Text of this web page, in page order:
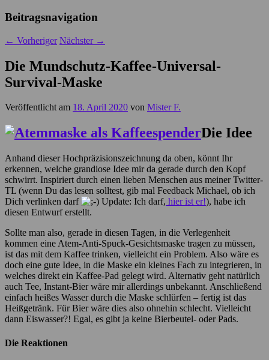
Beitragsnavigation
← Vorheriger Nächster →
Die Mundschutz-Kaffee-Universal-
Survival-Maske
Veröffentlicht am 18. April 2020 von Mister F.
Die Idee
Anhand dieser Hochpräzisionszeichnung da oben, könnt Ihr
erkennen, welche grandiose Idee mir da gerade durch den Kopf
schwirrt. Inspiriert durch einen lieben Menschen aus meiner Twitter-
TL (wenn Du das lesen solltest, gib mal Feedback Michael, ob ich
Dich verlinken darf
Update: Ich darf, hier ist er!), habe ich
diesen Entwurf erstellt.
Sollte man also, gerade in diesen Tagen, in die Verlegenheit
kommen eine Atem-Anti-Spuck-Gesichtsmaske tragen zu müssen,
ist das mit dem Kaffee trinken, vielleicht ein Problem. Also wäre es
doch eine gute Idee, in die Maske ein kleines Fach zu integrieren, in
welches direkt ein Kaffee-Pad gelegt wird. Alternativ geht natürlich
auch Tee, Instant-Bier wäre mir allerdings unbekannt. Anschließend
einfach heißes Wasser durch die Maske schlürfen – fertig ist das
Heißgetränk. Für Bier wäre dies also ohnehin schlecht. Vielleicht
dann Eiswasser?! Egal, es gibt ja keine Bierbeutel- oder Pads.
Die Reaktionen